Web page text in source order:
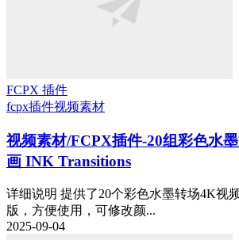
FCPX 插件
fcpx插件视频素材
视频素材/FCPX插件-20组彩色水
画 INK Transitions
详细说明 提供了20个彩色水墨转场4K视
版，方便使用，可修改颜...
2025-09-04